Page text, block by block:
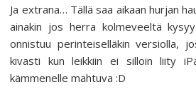
Ja extrana… Tällä saa aikaan hurjan
ainakin jos herra kolmeveeltä
onnistuu perinteiselläkin versiolla,
kivasti kun leikkiin ei silloin liity
kämmenelle mahtuva :D